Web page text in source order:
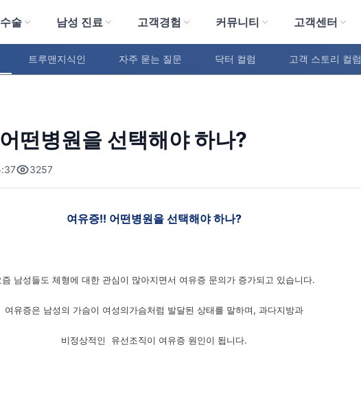
술 남성 진료 고객경험 커뮤니티 고객센터
트루맨지식인 자주 묻는 질문 닥터 컬럼 고객 스토리 컬럼
떤병원을 선택해야 하나?
3257
여유증!! 어떤병원을 선택해야 하나?
즘 남성들도 체형에 대한 관심이 많아지면서 여유증 문의가 증가되고 있습니다.
여유증은 남성의 가슴이 여성의가슴처럼 발달된 상태를 말하며, 과다지방과
비정상적인 유선조직이 여유증 원인이 됩니다.